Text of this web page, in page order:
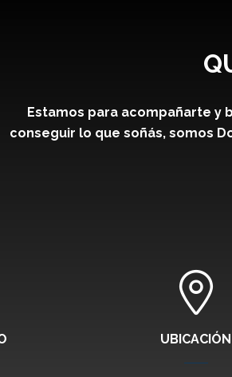
Estamos para acompañarte y
conseguir lo que soñás, somos
UBICACIÓN